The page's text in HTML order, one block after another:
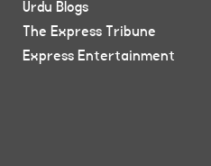
Urdu Blogs
The Express Tribune
Express Entertainment